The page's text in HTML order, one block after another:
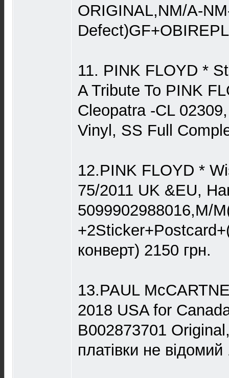
ORIGINAL,NM/A-
11. PINK FLOYD *
A Tribute To PINK
Cleopatra -CL
Vinyl, SS Full
12.PINK FLOYD *
75/2011 UK &EU,
5099902988016,M/
конверт) 2150 грн.
13.PAUL
2018 USA for
B002873701
платівки не